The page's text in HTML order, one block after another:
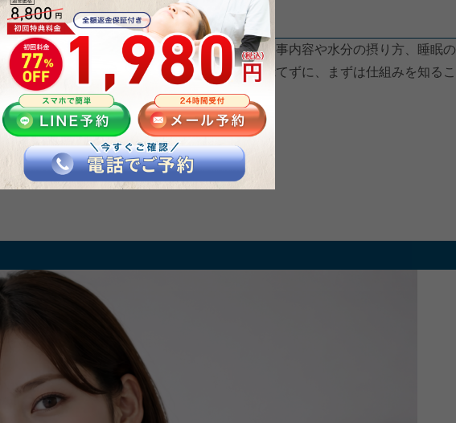
りやすいと言われています。また、前日の食事内容や水分の摂り方、睡眠の
は珍しいものではないと考えられています。慌てずに、まずは仕組みを知るこ